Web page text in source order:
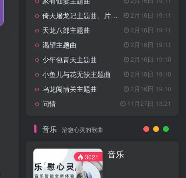
倚天屠龙记主题曲、片头曲 2月16日 19:11
天龙八部主题曲 2月16日 19:11
渴望主题曲 2月16日 19:11
少年包青天主题曲 2月16日 19:10
小鱼儿与花无缺主题曲 2月16日 19:10
乌龙闯情关主题曲 2月16日 19:10
问情 11月27日 13:21
音乐 治愈心灵的歌曲
3021 音乐
电视剧主题曲
影视音乐
17篇文章
家有仙妻主题曲 2月16日 19:11
倚天屠龙记主题曲、片头曲 2月16日 19:11
渴望主题曲
少年包青天主题曲